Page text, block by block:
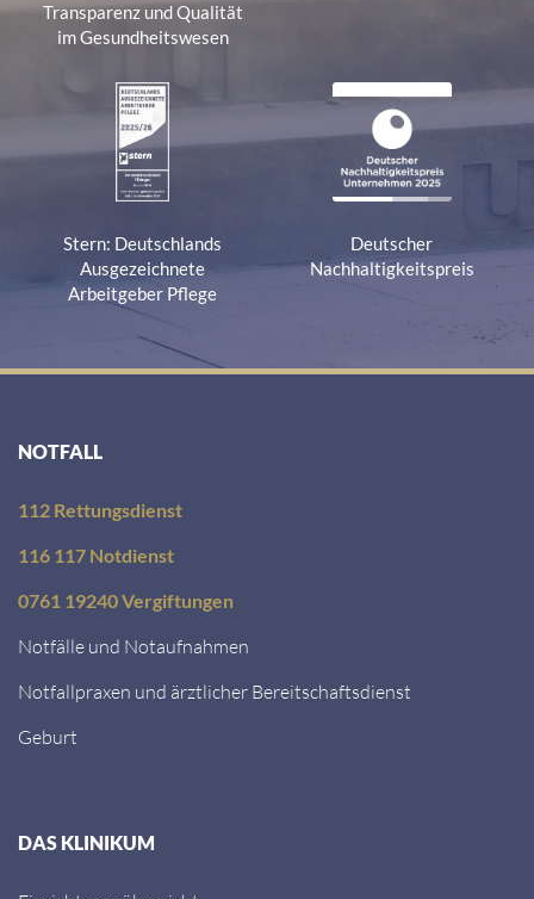
Transparenz und Qualität
im Gesundheitswesen
Stern: Deutschlands
Ausgezeichnete
Arbeitgeber Pflege
Deutscher
Nachhaltigkeitspreis
NOTFALL
112 Rettungsdienst
116 117 Notdienst
0761 19240 Vergiftungen
Notfälle und Notaufnahmen
Notfallpraxen und ärztlicher Bereitschaftsdienst
Geburt
DAS KLINIKUM